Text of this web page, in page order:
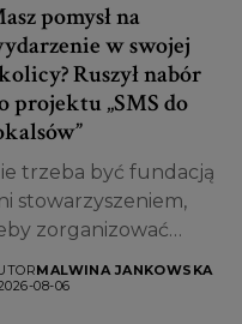
pomysł na
w swojej
Ruszył nabór
projektu „SMS do
trzeba być fundacją
stowarzyszeniem,
zorganizować
MALWINA JANKOWSKA
08-06